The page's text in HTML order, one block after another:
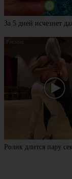
За 5 дней исчезнет
Ролик длится пару